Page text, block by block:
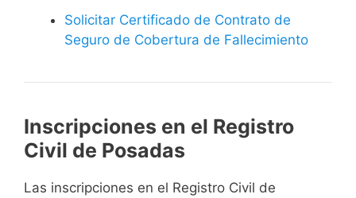
Solicitar Certificado de Contrato de
Seguro de Cobertura de Fallecimiento
Inscripciones en el Registro
Civil de Posadas
Las inscripciones en el Registro Civil de